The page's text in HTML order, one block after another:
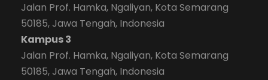
Jalan Prof. Hamka, Ngaliyan, Kota Semarang
50185, Jawa Tengah, Indonesia
Kampus 3
Jalan Prof. Hamka, Ngaliyan, Kota Semarang
50185, Jawa Tengah, Indonesia